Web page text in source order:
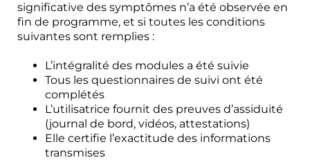
significative des symptômes n’a été observée en
fin de programme, et si toutes les conditions
suivantes sont remplies :
L’intégralité des modules a été suivie
Tous les questionnaires de suivi ont été
complétés
L’utilisatrice fournit des preuves d’assiduité
(journal de bord, vidéos, attestations)
Elle certifie l’exactitude des informations
transmises